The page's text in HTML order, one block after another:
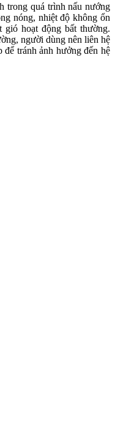
trong quá trình nấu nướng
nóng, nhiệt độ không ổn
gió hoạt động bất thường.
người dùng nên liên hệ
tránh ảnh hưởng đến hệ